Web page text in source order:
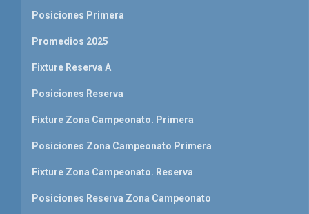
Posiciones Primera
Promedios 2025
Fixture Reserva A
Posiciones Reserva
Fixture Zona Campeonato. Primera
Posiciones Zona Campeonato Primera
Fixture Zona Campeonato. Reserva
Posiciones Reserva Zona Campeonato